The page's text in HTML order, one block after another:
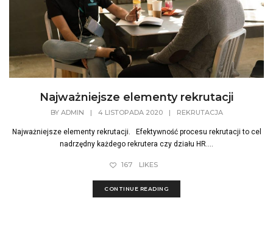
Najważniejsze elementy rekrutacji
BY ADMIN | 4 LISTOPADA 2020 | REKRUTACJA
Najważniejsze elementy rekrutacji. Efektywność procesu rekrutacji to cel
nadrzędny każdego rekrutera czy działu HR....
167 LIKES
CONTINUE READING